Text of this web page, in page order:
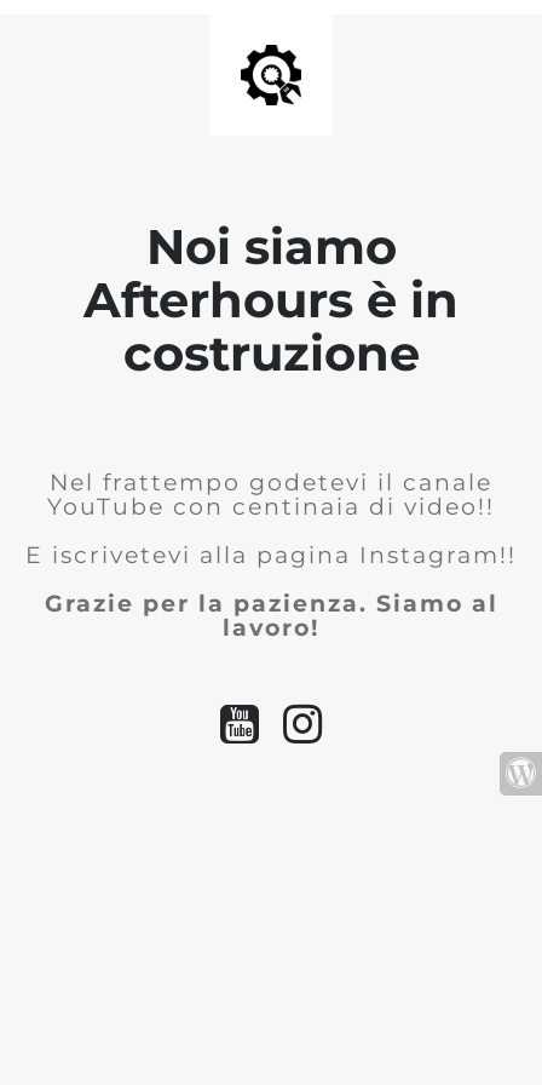
Noi siamo
Afterhours è in
costruzione
Nel frattempo godetevi il canale
YouTube con centinaia di video!!
E iscrivetevi alla pagina Instagram!!
Grazie per la pazienza. Siamo al
lavoro!